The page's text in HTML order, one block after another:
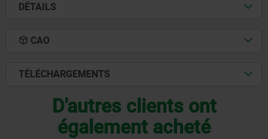
DÉTAILS
CAO
TÉLÉCHARGEMENTS
D'autres clients ont
également acheté